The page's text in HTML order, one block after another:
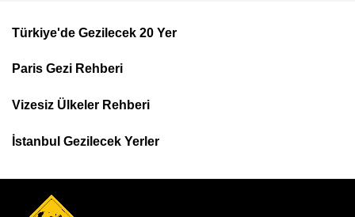
Footer
Top
Menu
Türkiye'de Gezilecek 20 Yer
Paris Gezi Rehberi
Vizesiz Ülkeler Rehberi
İstanbul Gezilecek Yerler